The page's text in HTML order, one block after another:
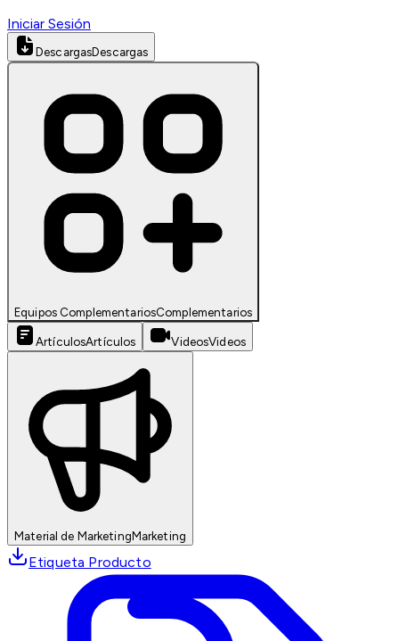
Iniciar Sesión
DescargasDescargas
Equipos ComplementariosComplementarios
ArtículosArtículos VideosVideos
Material de MarketingMarketing
Etiqueta Producto